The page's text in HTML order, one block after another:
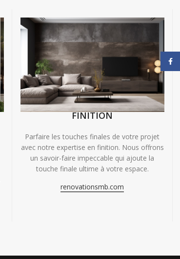
FINITION
Parfaire les touches finales de votre projet
avec notre expertise en finition. Nous offrons
un savoir-faire impeccable qui ajoute la
touche finale ultime à votre espace.
renovationsmb.com